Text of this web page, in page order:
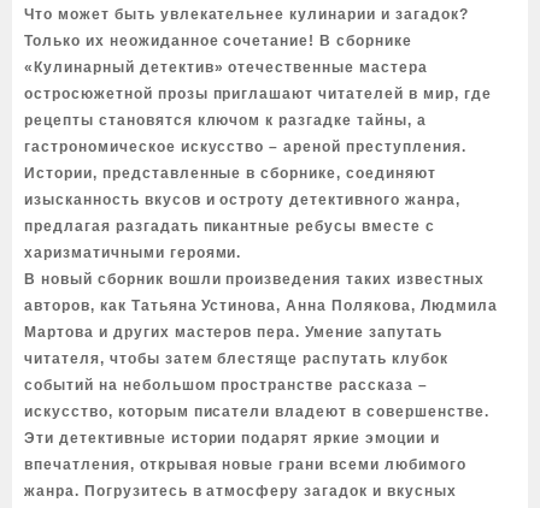
Что может быть увлекательнее кулинарии и загадок?
Только их неожиданное сочетание! В сборнике
«Кулинарный детектив» отечественные мастера
остросюжетной прозы приглашают читателей в мир, где
рецепты становятся ключом к разгадке тайны, а
гастрономическое искусство – ареной преступления.
Истории, представленные в сборнике, соединяют
изысканность вкусов и остроту детективного жанра,
предлагая разгадать пикантные ребусы вместе с
харизматичными героями.
В новый сборник вошли произведения таких известных
авторов, как Татьяна Устинова, Анна Полякова, Людмила
Мартова и других мастеров пера. Умение запутать
читателя, чтобы затем блестяще распутать клубок
событий на небольшом пространстве рассказа –
искусство, которым писатели владеют в совершенстве.
Эти детективные истории подарят яркие эмоции и
впечатления, открывая новые грани всеми любимого
жанра. Погрузитесь в атмосферу загадок и вкусных